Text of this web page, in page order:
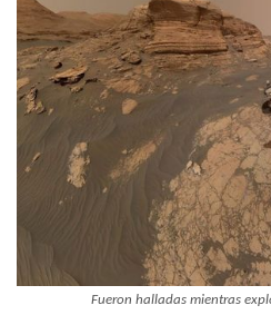
Fueron halladas mientras